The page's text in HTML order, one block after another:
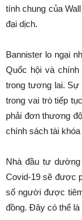
tính chung của
đại dịch.
Bannister lo ngại
Quốc hội và
trong tương lai. Sự
trong vai trò tiếp
phải đơn thương
chính sách tài khóa
Nhà đầu tư
Covid-19 sẽ được
số người được
đồng. Đây có thể